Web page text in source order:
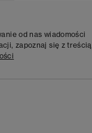
od nas wiadomości
zapoznaj się z treścią